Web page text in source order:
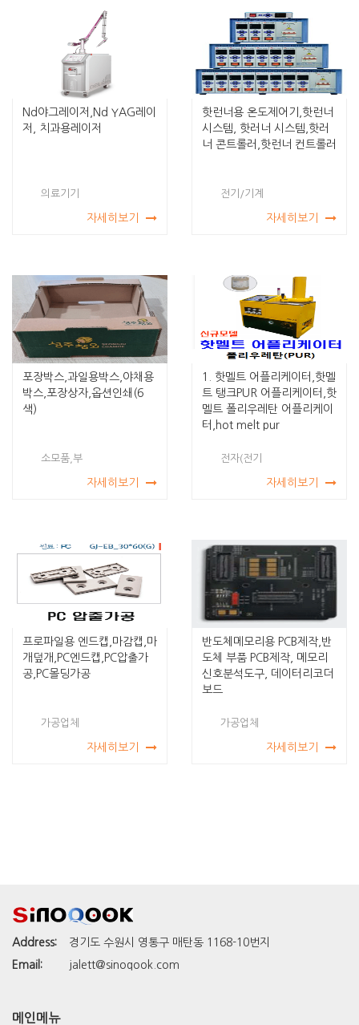
Nd야그레이저,Nd YAG레이
저, 치과용레이저
의료기기
자세히보기
핫런너용 온도제어기,핫런너
시스템, 핫러너 시스템,핫러
너 콘트롤러,핫런너 컨트롤러
전기/기계
자세히보기
포장박스,과일용박스,야채용
박스,포장상자,옵션인쇄(6
색)
소모품,부
자세히보기
1. 핫멜트 어플리케이터,핫멜
트 탱크PUR 어플리케이터,핫
멜트 폴리우레탄 어플리케이
터,hot melt pur
전자(전기
자세히보기
프로파일용 엔드캡,마감캡,마
개덮개,PC엔드캡,PC압출가
공,PC몰딩가공
가공업체
자세히보기
반도체메모리용 PCB제작,반
도체 부품 PCB제작, 메모리
신호분석도구, 데이터리코더
보드
가공업체
자세히보기
Address:
경기도 수원시 영통구 매탄동 1168-10번지
Email:
jalett@sinoqook.com
메인메뉴